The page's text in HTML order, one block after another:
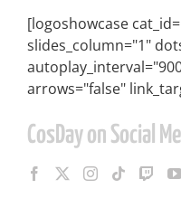
[logoshowcase
slides_column="1"
arrows="false"
CosDay on Social